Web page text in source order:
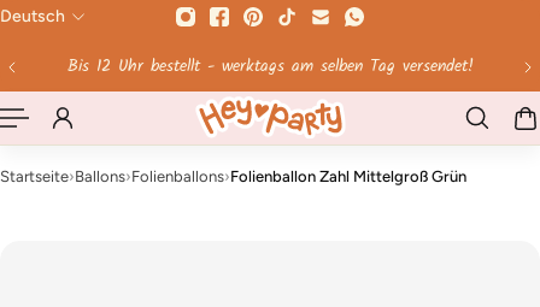
Für dich da: Online & in
geschenkt!
Deutsch
Startseite›Ballons›Folienballons›Folienballon Zahl Mittelgroß Grün